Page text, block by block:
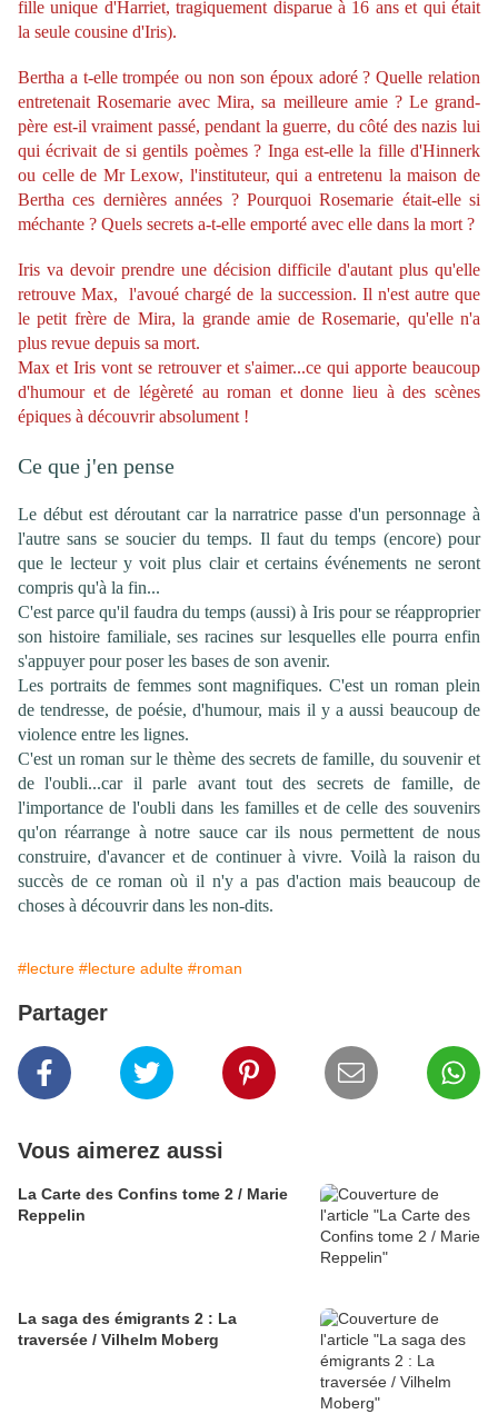
fille unique d'Harriet,tragiquement disparue à 16 ans et quiétait
la seule cousine d'Iris).
Bertha a t-elle trompée ou non son époux adoré ? Quelle relation
entretenait Rosemarie avec Mira, sa meilleure amie ? Le grand-
père est-il vraiment passé, pendant la guerre, du côté des nazis lui
qui écrivait de si gentils poèmes ? Inga est-elle la fille d'Hinnerk
ou celle de Mr Lexow, l'instituteur, qui a entretenu la maison de
Bertha ces dernières années ? Pourquoi Rosemarie était-elle si
méchante ? Quels secrets a-t-elle emporté avec elle dans la mort ?
Iris va devoir prendre une décision difficile d'autant plus qu'elle
retrouve Max, l'avoué chargé de la succession. Il n'est autre que
le petit frère de Mira, la grande amie de Rosemarie, qu'elle n'a
plus revue depuis sa mort.
Max et Iris vont se retrouver et s'aimer...ce qui apporte beaucoup
d'humour et de légèreté au roman et donne lieu à des scènes
épiques à découvrir absolument !
Ce que j'en pense
Le début est déroutant car la narratrice passe d'un personnage à
l'autre sans se soucier du temps. Il faut du temps (encore) pour
que le lecteur y voit plus clair et certains événements ne seront
compris qu'à la fin...
C'est parce qu'il faudra du temps (aussi) à Iris pour se réapproprier
son histoire familiale, ses racines sur lesquelles elle pourra enfin
s'appuyer pour poser les bases de son avenir.
Les portraits de femmes sont magnifiques. C'est un roman plein
de tendresse, de poésie, d'humour, mais il y a aussi beaucoup de
violence entre les lignes.
C'est un roman sur le thème des secrets de famille, du souvenir et
de l'oubli...car il parle avant tout des secrets de famille, de
l'importance de l'oubli dans les familles et de celle des souvenirs
qu'on réarrange à notre sauce car ils nous permettent de nous
construire, d'avanceret de continuer à vivre. Voilà la raison du
succès de ce roman où il n'y a pas d'action mais beaucoup de
choses à découvrir dans les non-dits.
#lecture #lecture adulte #roman
Partager
Vous aimerez aussi
La Carte des Confins tome 2 / Marie
Reppelin
La saga des émigrants 2 : La
traversée / Vilhelm Moberg